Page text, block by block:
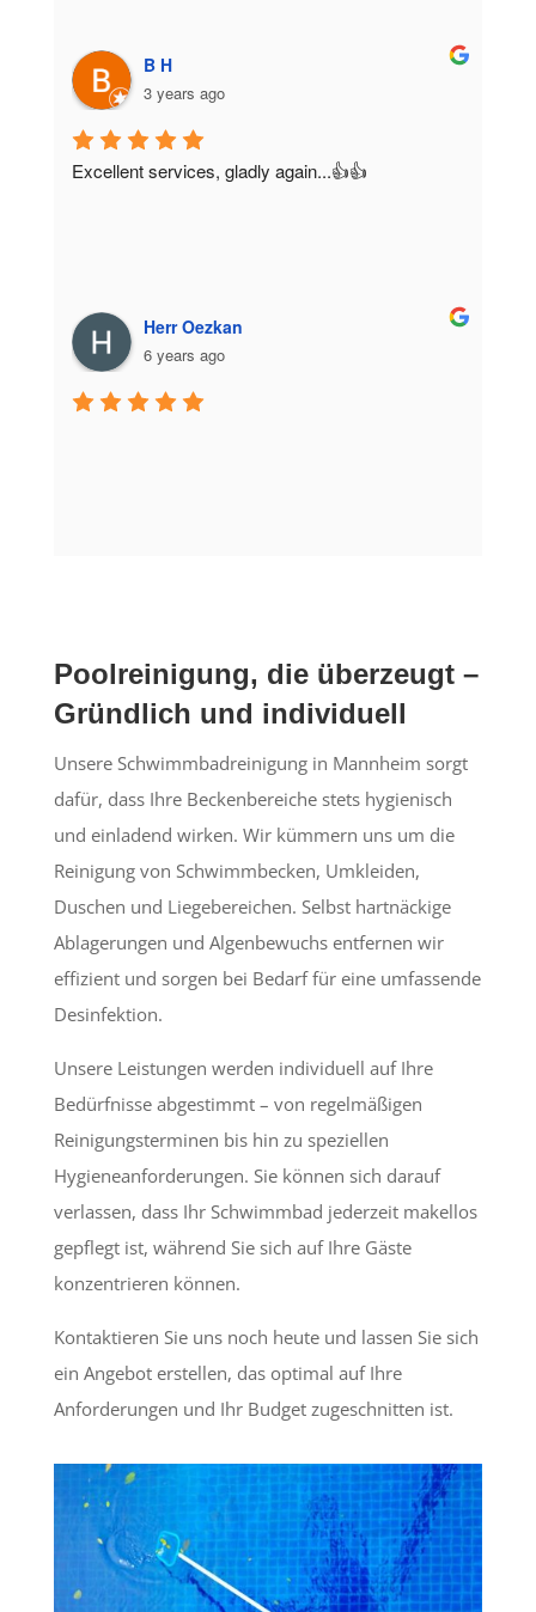
B H
3 years ago
Excellent services, gladly again...👍👍
Herr Oezkan
6 years ago
Poolreinigung, die überzeugt –
Gründlich und individuell
Unsere Schwimmbadreinigung in Mannheim sorgt
dafür, dass Ihre Beckenbereiche stets hygienisch
und einladend wirken. Wir kümmern uns um die
Reinigung von Schwimmbecken, Umkleiden,
Duschen und Liegebereichen. Selbst hartnäckige
Ablagerungen und Algenbewuchs entfernen wir
effizient und sorgen bei Bedarf für eine umfassende
Desinfektion.
Unsere Leistungen werden individuell auf Ihre
Bedürfnisse abgestimmt – von regelmäßigen
Reinigungsterminen bis hin zu speziellen
Hygieneanforderungen. Sie können sich darauf
verlassen, dass Ihr Schwimmbad jederzeit makellos
gepflegt ist, während Sie sich auf Ihre Gäste
konzentrieren können.
Kontaktieren Sie uns noch heute und lassen Sie sich
ein Angebot erstellen, das optimal auf Ihre
Anforderungen und Ihr Budget zugeschnitten ist.